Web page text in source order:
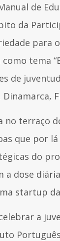
de
da
para
tema
de
Dinamarca,
terraço
que por
do
a dose
startup
a